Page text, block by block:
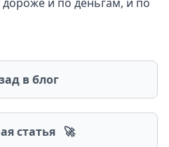
в блог
статья 🚀